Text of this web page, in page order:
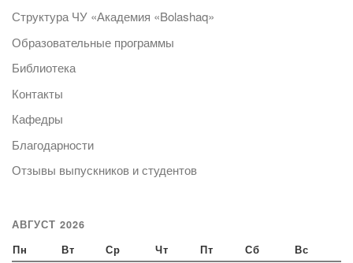
Структура ЧУ «Академия «Bolashaq»
Образовательные программы
Библиотека
Контакты
Кафедры
Благодарности
Отзывы выпускников и студентов
АВГУСТ 2026
Пн Вт Ср Чт Пт Сб Вс